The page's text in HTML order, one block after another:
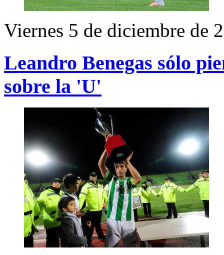
Viernes 5 de diciembre de
Leandro Benegas sólo
sobre la 'U'